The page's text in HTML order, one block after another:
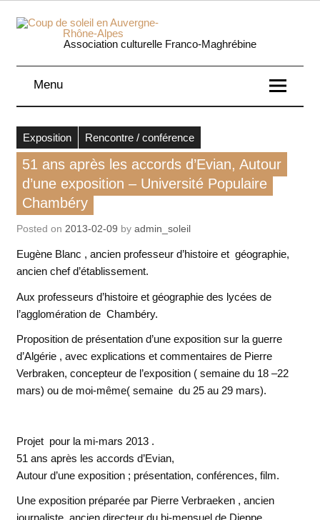
Skip
content
Coup
soleil
Association culturelle Franco-Maghrébine
Menu
Exposition Rencontre / conférence
51 ans après les accords d’Evian, Autour
d’une exposition – Université Populaire
Chambéry
Posted on 2013-02-09 by admin_soleil
Eugène Blanc , ancien professeur d’histoire et géographie,
ancien chef d’établissement.
Aux professeurs d’histoire et géographie des lycées de
l’agglomération de Chambéry.
Proposition de présentation d’une exposition sur la guerre
d’Algérie , avec explications et commentaires de Pierre
Verbraken, concepteur de l’exposition ( semaine du 18 –22
mars) ou de moi-même( semaine du 25 au 29 mars).
Projet pour la mi-mars 2013 .
51 ans après les accords d’Evian,
Autour d’une exposition ; présentation, conférences, film.
Une expositionpréparée par Pierre Verbraeken, ancien
journaliste, ancien directeur du bi-mensuel de Dieppe,